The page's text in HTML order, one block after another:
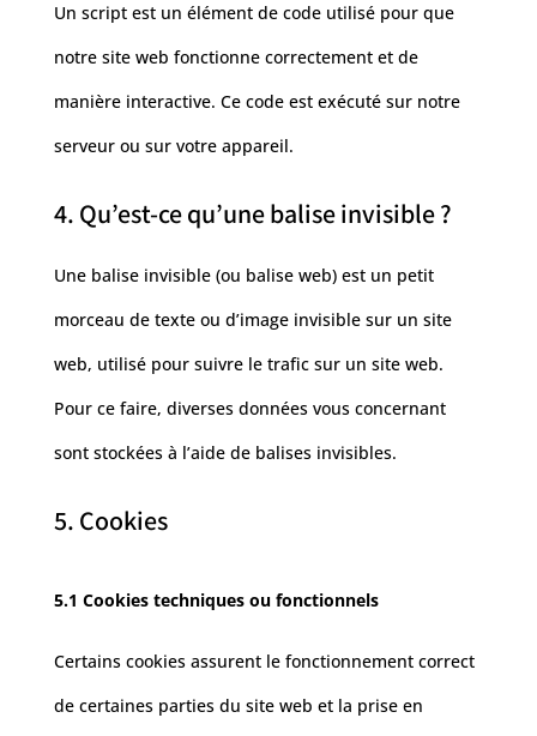
Un script est un élément de code utilisé pour que
notre site web fonctionne correctement et de
manière interactive. Ce code est exécuté sur notre
serveur ou sur votre appareil.
4. Qu’est-ce qu’une balise invisible ?
Une balise invisible (ou balise web) est un petit
morceau de texte ou d’image invisible sur un site
web, utilisé pour suivre le trafic sur un site web.
Pour ce faire, diverses données vous concernant
sont stockées à l’aide de balises invisibles.
5. Cookies
5.1 Cookies techniques ou fonctionnels
Certains cookies assurent le fonctionnement correct
de certaines parties du site web et la prise en